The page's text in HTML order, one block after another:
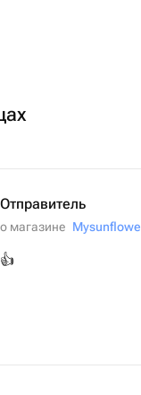
Отправитель
о магазине
👍